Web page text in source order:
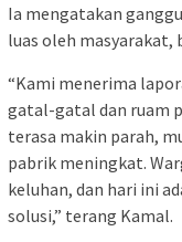
Ia mengatakan
luas oleh masyarakat,
“Kami menerima
gatal-gatal dan ruam
terasa makin parah,
pabrik meningkat.
keluhan, dan hari ini
solusi,” terang Kamal.